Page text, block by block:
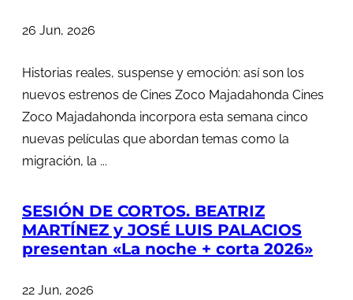
26 Jun, 2026
Historias reales, suspense y emoción: así son los
nuevos estrenos de Cines Zoco Majadahonda Cines
Zoco Majadahonda incorpora esta semana cinco
nuevas películas que abordan temas como la
migración, la ...
SESIÓN DE CORTOS. BEATRIZ
MARTÍNEZ y JOSÉ LUIS PALACIOS
presentan «La noche + corta 2026»
22 Jun, 2026